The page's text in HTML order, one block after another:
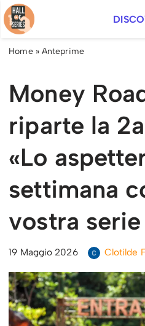
Vai
al
Home» Anteprime
Money
riparte la
«Lo
settimana
vostra
19 Maggio 2026 Clotilde